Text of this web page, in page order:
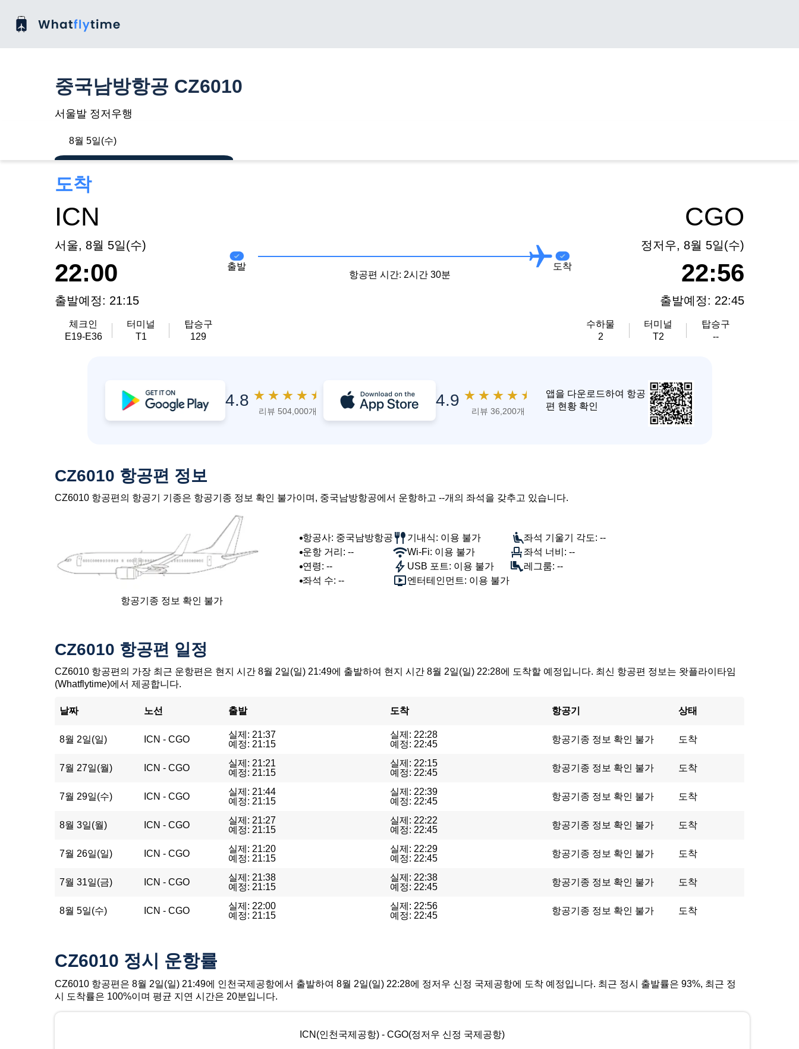
중국남방항공 CZ6010
서울발 정저우행
8월 5일(수)
도착
ICN
서울, 8월 5일(수)
22:00
출발예정: 21:15
체크인
E19-E36
터미널
T1
탑승구
129
출발
항공편 시간: 2시간 30분
도착
CGO
정저우, 8월 5일(수)
22:56
출발예정: 22:45
수하물
2
터미널
T2
탑승구
--
4.8 ★ ★ ★ ★ ★
리뷰 504,000개
4.9 ★ ★ ★ ★ ★
리뷰 36,200개
앱을 다운로드하여 항공
편 현황 확인
CZ6010 항공편 정보
CZ6010 항공편의 항공기 기종은 항공기종 정보 확인 불가이며, 중국남방항공에서 운항하고 --개의 좌석을 갖추고 있습니다.
항공기종 정보 확인 불가
항공사: 중국남방항공
운항 거리: --
연령: --
좌석 수: --
기내식: 이용 불가
Wi-Fi: 이용 불가
USB 포트: 이용 불가
엔터테인먼트: 이용 불가
좌석 기울기 각도: --
좌석 너비: --
레그룸: --
CZ6010 항공편 일정
CZ6010 항공편의 가장 최근 운항편은 현지 시간 8월 2일(일) 21:49에 출발하여 현지 시간 8월 2일(일) 22:28에 도착할 예정입니다. 최신 항공편 정보는 왓플라이타임
(Whatflytime)에서 제공합니다.
날짜 노선 출발 도착 항공기 상태
8월 2일(일) ICN - CGO
실제: 21:37
예정: 21:15
실제: 22:28
예정: 22:45
항공기종 정보 확인 불가 도착
7월 27일(월) ICN - CGO
실제: 21:21
예정: 21:15
실제: 22:15
예정: 22:45
항공기종 정보 확인 불가 도착
7월 29일(수) ICN - CGO
실제: 21:44
예정: 21:15
실제: 22:39
예정: 22:45
항공기종 정보 확인 불가 도착
8월 3일(월) ICN - CGO
실제: 21:27
예정: 21:15
실제: 22:22
예정: 22:45
항공기종 정보 확인 불가 도착
7월 26일(일) ICN - CGO
실제: 21:20
예정: 21:15
실제: 22:29
예정: 22:45
항공기종 정보 확인 불가 도착
7월 31일(금) ICN - CGO
실제: 21:38
예정: 21:15
실제: 22:38
예정: 22:45
항공기종 정보 확인 불가 도착
8월 5일(수) ICN - CGO
실제: 22:00
예정: 21:15
실제: 22:56
예정: 22:45
항공기종 정보 확인 불가 도착
CZ6010 정시 운항률
CZ6010 항공편은 8월 2일(일) 21:49에 인천국제공항에서 출발하여 8월 2일(일) 22:28에 정저우 신정 국제공항에 도착 예정입니다. 최근 정시 출발률은 93%, 최근 정
시 도착률은 100%이며 평균 지연 시간은 20분입니다.
ICN(인천국제공항) - CGO(정저우 신정 국제공항)